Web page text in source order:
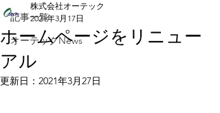
記事一覧
オーテックNews
ホームページをリニュー
アル
株式会社オーテック
2021年3月17日
更新日： 2021年3月27日